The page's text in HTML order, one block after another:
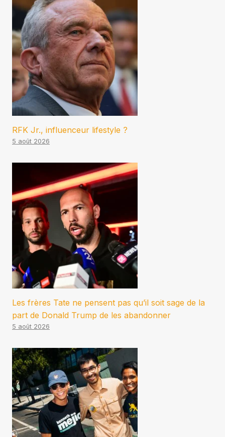
RFK Jr., influenceur lifestyle ?
5 août 2026
Les frères Tate ne pensent pas qu’il soit sage de la
part de Donald Trump de les abandonner
5 août 2026